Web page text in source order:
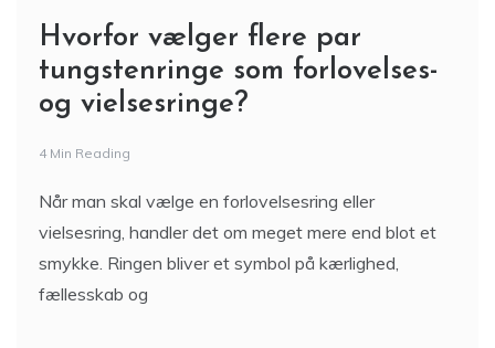
Hvorfor vælger flere par
tungstenringe som forlovelses-
og vielsesringe?
4 Min Reading
Når man skal vælge en forlovelsesring eller
vielsesring, handler det om meget mere end blot et
smykke. Ringen bliver et symbol på kærlighed,
fællesskab og